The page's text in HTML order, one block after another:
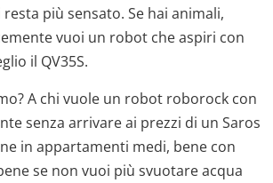
più sensato. Se hai animali,
vuoi un robot che aspiri con
il QV35S.
A chi vuole un robot roborock con
senza arrivare ai prezzi di un Saros
in appartamenti medi, bene con
se non vuoi più svuotare acqua